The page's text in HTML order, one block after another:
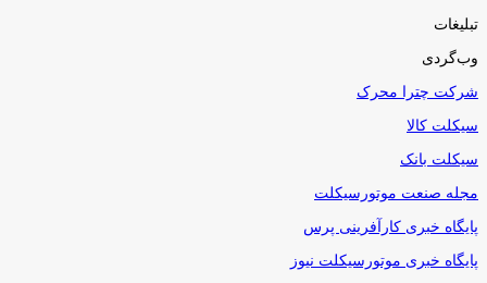
تبلیغات
وب‌گردی
شرکت چترا محرک
سیکلت کالا
سیکلت بانک
مجله صنعت موتورسیکلت
پایگاه خبری کارآفرینی پرس
پایگاه خبری موتورسیکلت نیوز